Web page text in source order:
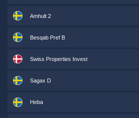
Amhult 2
Besqab Pref B
Swiss Properties Invest
Sagax D
Heba